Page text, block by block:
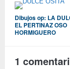
Dibujos op: LA
EL PERTINAZ OSO
HORMIGUERO
1